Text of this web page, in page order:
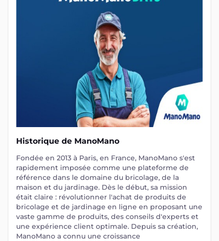
Historique de ManoMano
Fondée en 2013 à Paris, en France, ManoMano s'est
rapidement imposée comme une plateforme de
référence dans le domaine du bricolage, de la
maison et du jardinage. Dès le début, sa mission
était claire : révolutionner l'achat de produits de
bricolage et de jardinage en ligne en proposant une
vaste gamme de produits, des conseils d'experts et
une expérience client optimale. Depuis sa création,
ManoMano a connu une croissance